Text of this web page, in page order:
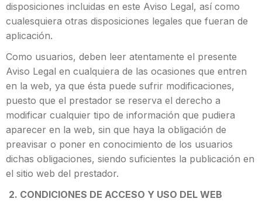
disposiciones incluidas en este Aviso Legal, así como
cualesquiera otras disposiciones legales que fueran de
aplicación.
Como usuarios, deben leer atentamente el presente
Aviso Legal en cualquiera de las ocasiones que entren
en la web, ya que ésta puede sufrir modificaciones,
puesto que el prestador se reserva el derecho a
modificar cualquier tipo de información que pudiera
aparecer en la web, sin que haya la obligación de
preavisar o poner en conocimiento de los usuarios
dichas obligaciones, siendo suficientes la publicación en
el sitio web del prestador.
2. CONDICIONES DE ACCESO Y USO DEL WEB